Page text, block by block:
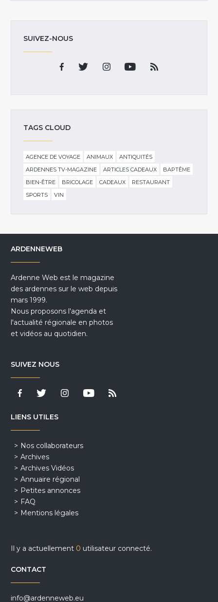
SUIVEZ-NOUS
TAGS CLOUD
AGENCE DE VOYAGE ANIMAUX
ANTIQUITÉS
ARDENNES TV-MAGAZINE
ARTICLES CADEAUX
BAPTÊME
BIEN-ÊTRE
BRICOLAGE CADEAUX
RESTAURANT
SPORTS
VIN
ARDENNEWEB
Ardenne Web est le magazine
des ardennes sur le web depuis
mars 1999.
Nous proposons l'agenda et
l'actualité régionale en photos
et vidéos au quotidien.
SUIVEZ NOUS
LIENS UTILES
Nos collaborateurs
Archives
Archives Vidéos
Annuaire régional
Petites annonces
FAQ
Mentions légales
Il y a actuellement 0 utilisateur connecté.
CONTACT
info@ardenneweb.eu